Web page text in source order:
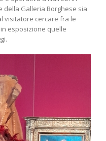
della Galleria Borghese sia
visitatore cercare fra le
esposizione quelle